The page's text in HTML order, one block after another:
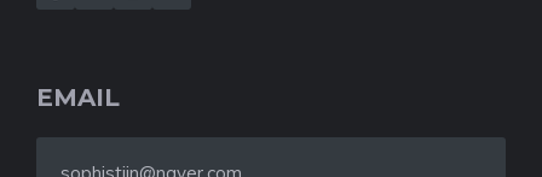
EMAIL